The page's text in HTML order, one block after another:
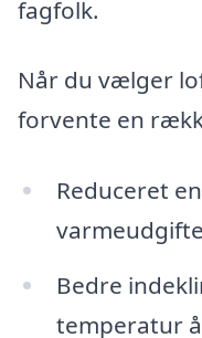
fagfolk.
Når du vælger
forvente en
Reduceret
Bedre
temperatur